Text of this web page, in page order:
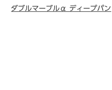
ダブルマーブルα ディープパン